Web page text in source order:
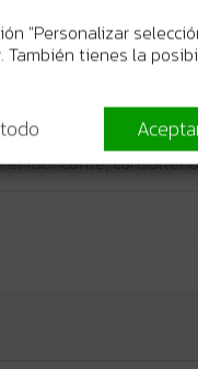
el fabricante;
"Personalizar
tienes la